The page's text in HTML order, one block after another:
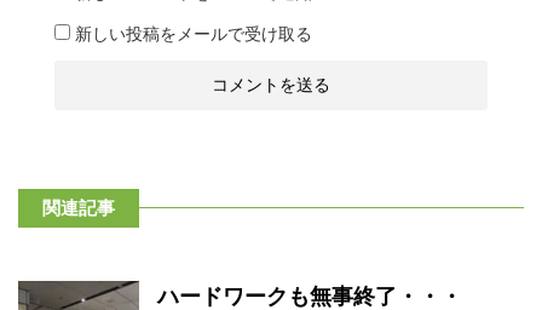
新しい投稿をメールで受け取る
関連記事
ハードワークも無事終了・・・